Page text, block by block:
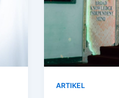
ARTIKEL